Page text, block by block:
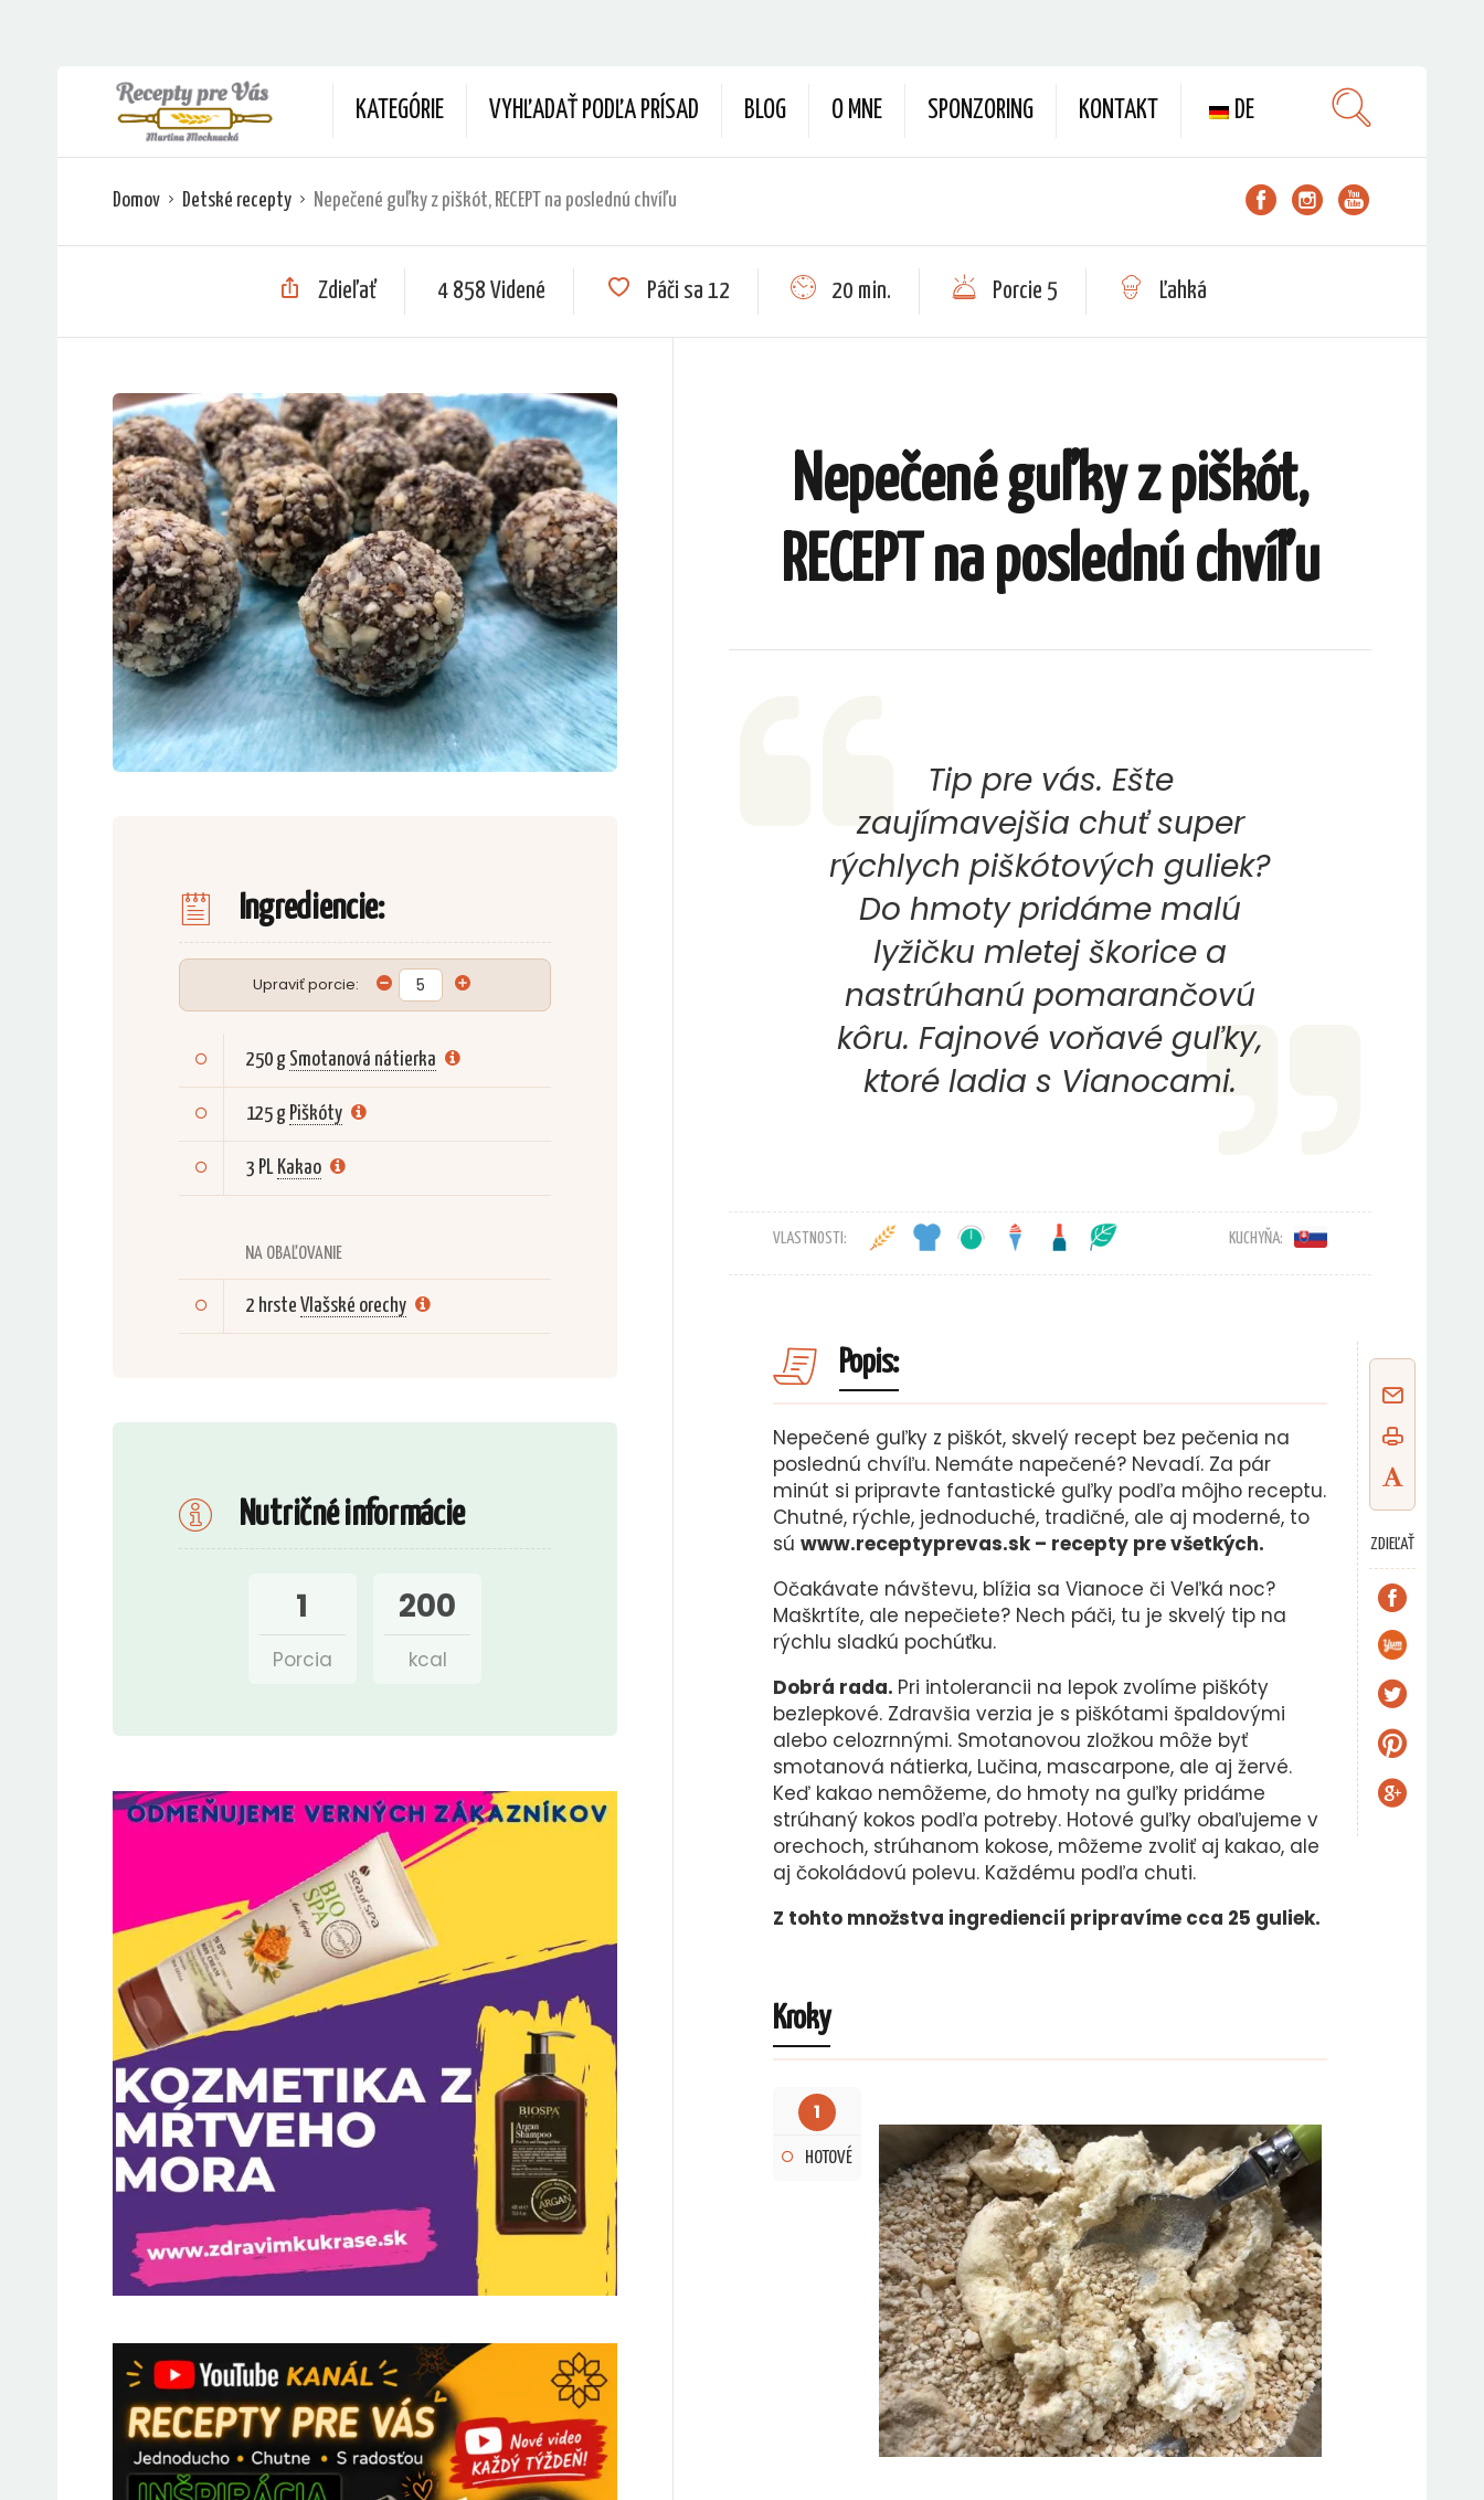
KATEGÓRIE VYHĽADAŤ PODĽA PRÍSAD BLOG O MNE SPONZORING KONTAKT DE
Domov Detské recepty Nepečené guľky z piškót, RECEPT na poslednú chvíľu
Zdieľať 4 858 Videné Páči sa 12 20 min. Porcie 5 Ľahká
Ingrediencie:
Upraviť porcie:
250 g Smotanová nátierka
125 g Piškóty
3 PL Kakao
NA OBAĽOVANIE
2 hrste Vlašské orechy
Nutričné informácie
1
Porcia
200
kcal
Nepečené guľky z piškót,
RECEPT na poslednú chvíľu
Tip pre vás. Ešte
zaujímavejšia chuť super
rýchlych piškótových guliek?
Do hmoty pridáme malú
lyžičku mletej škorice a
nastrúhanú pomarančovú
kôru. Fajnové voňavé guľky,
ktoré ladia s Vianocami.
VLASTNOSTI: KUCHYŇA:
Popis:
ZDIEĽAŤ
Nepečené guľky z piškót, skvelý recept bez pečenia na
poslednú chvíľu. Nemáte napečené? Nevadí. Za pár
minút si pripravte fantastické guľky podľa môjho receptu.
Chutné, rýchle, jednoduché, tradičné, ale aj moderné, to
sú www.receptyprevas.sk – recepty pre všetkých.
Očakávate návštevu, blížia sa Vianoce či Veľká noc?
Maškrtíte, ale nepečiete? Nech páči, tu je skvelý tip na
rýchlu sladkú pochúťku.
Dobrá rada. Pri intolerancii na lepok zvolíme piškóty
bezlepkové. Zdravšia verzia je s piškótami špaldovými
alebo celozrnnými. Smotanovou zložkou môže byť
smotanová nátierka, Lučina, mascarpone, ale aj žervé.
Keď kakao nemôžeme, do hmoty na guľky pridáme
strúhaný kokos podľa potreby. Hotové guľky obaľujeme v
orechoch, strúhanom kokose, môžeme zvoliť aj kakao, ale
aj čokoládovú polevu. Každému podľa chuti.
Z tohto množstva ingrediencií pripravíme cca 25 guliek.
Kroky
1
HOTOVÉ